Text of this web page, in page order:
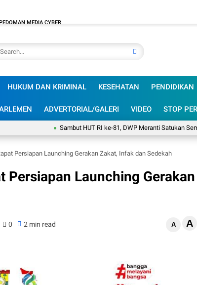
MEDIA CYBER
HUKUM DAN KRIMINAL KESEHATAN PENDIDIKAN
ADVERTORIAL/GALERI VIDEO STOP
Sambut HUT RI ke-81, DWP Meranti Satukan Semangat
Persiapan Launching Gerakan Zakat, Infak dan Sedekah
Persiapan Launching Gerakan
0 2 min read A A